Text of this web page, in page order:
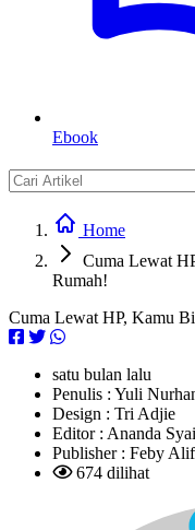
Ebook
Home
Cuma Lewat
Rumah!
Cuma Lewat HP, Kamu
satu bulan lalu
Penulis : Yuli
Design : Tri Adjie
Editor : Ananda
Publisher : Feby
674 dilihat